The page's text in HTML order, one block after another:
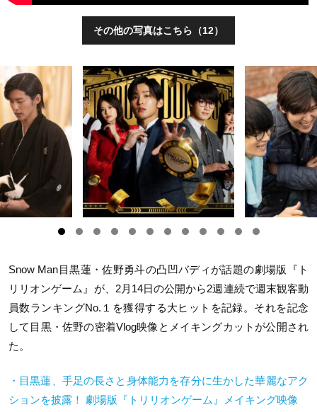
その他の写真はこちら（12）
Snow Man目黒蓮・佐野勇斗の凸凹バディが話題の劇場版『ト
リリオンゲーム』が、2月14日の公開から2週連続で週末観客動
員数ランキングNo.１を獲得する大ヒットを記録。それを記念
して目黒・佐野の密着Vlog映像とメイキングカットが公開され
た。
・目黒蓮、手足の長さと身体能力を存分に生かした華麗なアク
ションを披露！ 劇場版『トリリオンゲーム』メイキング映像